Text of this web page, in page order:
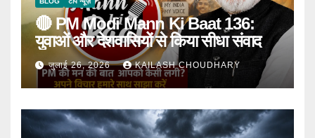
🔴 PM Modi Mann Ki Baat 136:
युवाओं और देशवासियों से किया सीधा संवाद
जुलाई 26, 2026 KAILASH CHOUDHARY